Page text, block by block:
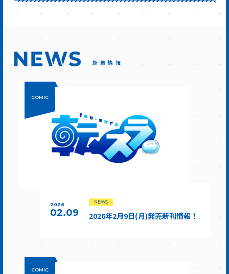
新着情報
COMIC
2026
02.09
NEWS
2026年2月9日(月)発売新刊情報！
COMIC